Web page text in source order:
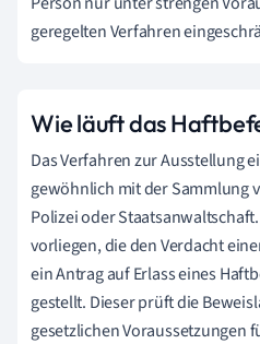
geregelten Verfahren
Wie läuft das
Das Verfahren zur Ausstellung
gewöhnlich mit der Sammlung
Polizei oder
vorliegen, die den Verdacht
ein Antrag auf Erlass eines
gestellt. Dieser prüft die
gesetzlichen Voraussetzungen